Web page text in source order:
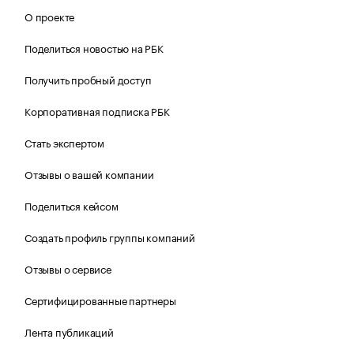
О проекте
Поделиться новостью на РБК
Получить пробный доступ
Корпоративная подписка РБК
Стать экспертом
Отзывы о вашей компании
Поделиться кейсом
Создать профиль группы компаний
Отзывы о сервисе
Сертифицированные партнеры
Лента публикаций